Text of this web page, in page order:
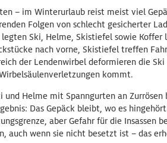
– im Winterurlaub reist meist viel
Folgen von schlecht gesicherter
Ski, Helme, Skistiefel sowie Koffer
nach vorne, Skistiefel treffen
der Lendenwirbel deformieren die
kommt.
und Helme mit Spanngurten an
Das Gepäck bleibt, wo es
aber Gefahr für die Insassen
auch wenn sie nicht besetzt ist – das